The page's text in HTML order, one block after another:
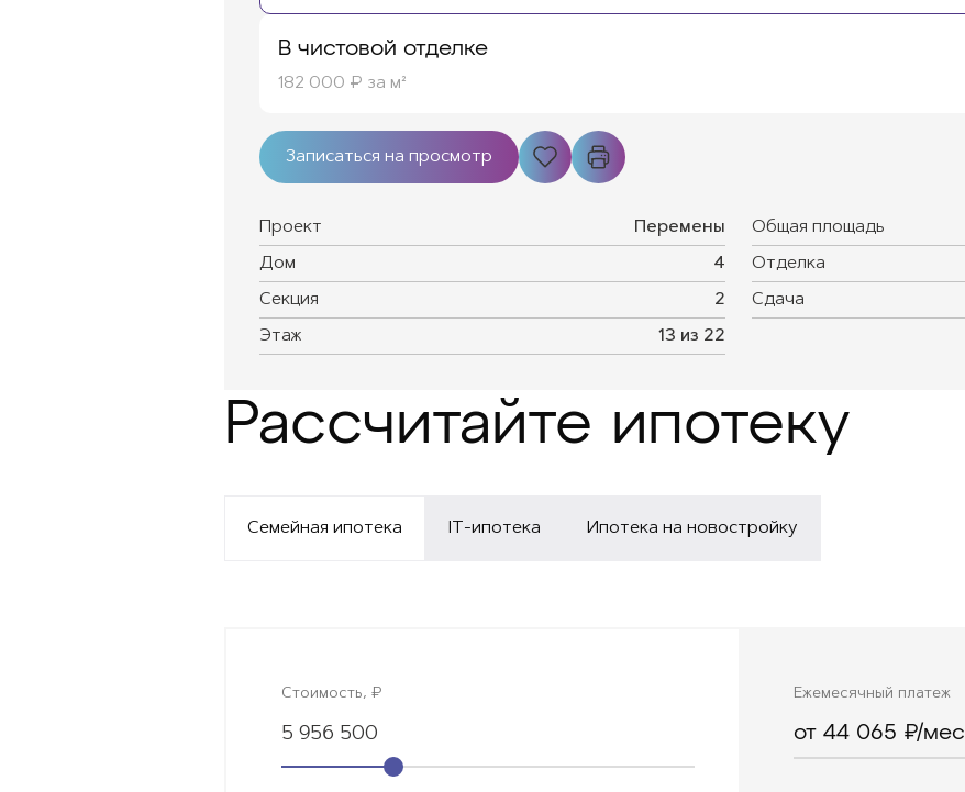
В чистовой отделке
182 000 ₽ за м²
Записаться на просмотр
Проект Перемены
Дом 4
Секция 2
Этаж 13 из 22
Общая площадь
Отделка
Сдача
Рассчитайте ипотеку
Семейная ипотека IT-ипотека Ипотека на новостройку
Стоимость, ₽
5 956 500
Ежемесячный платеж
от 44 065 ₽/мес